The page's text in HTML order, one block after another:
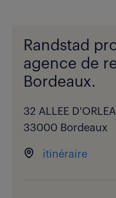
Randstad
agence de
Bordeaux.
32 ALLEE
33000 Bordeaux
itinéraire